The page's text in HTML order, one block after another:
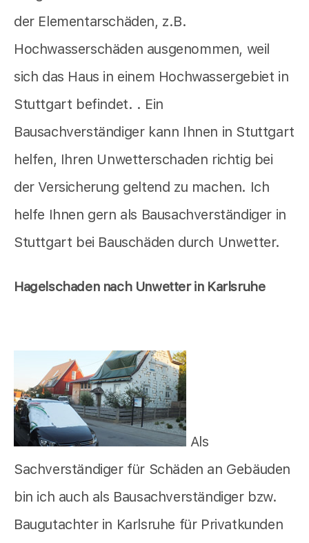
der Elementarschäden, z.B.
Hochwasserschäden ausgenommen, weil
sich das Haus in einem Hochwassergebiet in
Stuttgart befindet. . Ein
Bausachverständiger kann Ihnen in Stuttgart
helfen, Ihren Unwetterschaden richtig bei
der Versicherung geltend zu machen. Ich
helfe Ihnen gern als Bausachverständiger in
Stuttgart bei Bauschäden durch Unwetter.
Hagelschaden nach Unwetter in Karlsruhe
Als
Sachverständiger für Schäden an Gebäuden
bin ich auch als Bausachverständiger bzw.
Baugutachter in Karlsruhe für Privatkunden